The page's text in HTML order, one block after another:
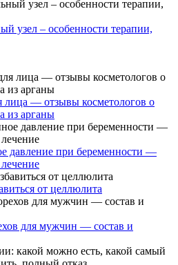
узел – особенности терапии,
лица — отзывы косметологов о
из арганы
давление при беременности —
от целлюлита
для мужчин — состав и